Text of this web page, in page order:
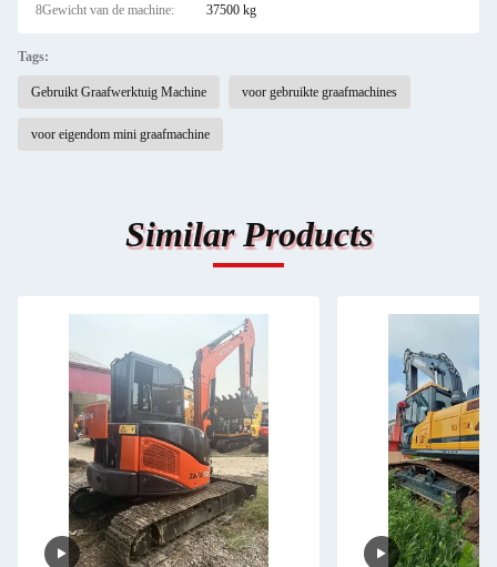
8Gewicht van de machine: 37500 kg
Tags:
Gebruikt Graafwerktuig Machine voor gebruikte graafmachines
voor eigendom mini graafmachine
Similar Products